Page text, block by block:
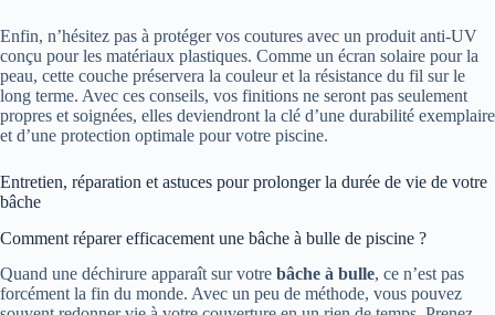
Enfin, n’hésitez pas à protéger vos coutures avec un produit anti-UV
conçu pour les matériaux plastiques. Comme un écran solaire pour la
peau, cette couche préservera la couleur et la résistance du fil sur le
long terme. Avec ces conseils, vos finitions ne seront pas seulement
propres et soignées, elles deviendront la clé d’une durabilité exemplaire
et d’une protection optimale pour votre piscine.
Entretien, réparation et astuces pour prolonger la durée de vie de votre
bâche
Comment réparer efficacement une bâche à bulle de piscine ?
Quand une déchirure apparaît sur votre bâche à bulle, ce n’est pas
forcément la fin du monde. Avec un peu de méthode, vous pouvez